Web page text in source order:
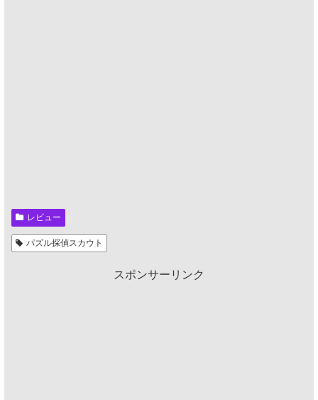
レビュー
パズル探偵スカウト
スポンサーリンク